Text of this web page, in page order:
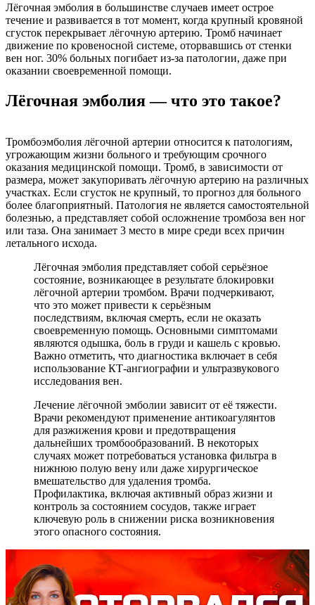
Лёгочная эмболия в большинстве случаев имеет острое
течение и развивается в тот момент, когда крупный кровяной
сгусток перекрывает лёгочную артерию. Тромб начинает
движение по кровеносной системе, оторвавшись от стенки
вен ног. 30% больных погибает из-за патологии, даже при
оказании своевременной помощи.
Лёгочная эмболия — что это такое?
Тромбоэмболия лёгочной артерии относится к патологиям,
угрожающим жизни больного и требующим срочного
оказания медицинской помощи. Тромб, в зависимости от
размера, может закупоривать лёгочную артерию на различных
участках. Если сгусток не крупный, то прогноз для больного
более благоприятный. Патология не является самостоятельной
болезнью, а представляет собой осложнение тромбоза вен ног
или таза. Она занимает 3 место в мире среди всех причин
летального исхода.
Лёгочная эмболия представляет собой серьёзное
состояние, возникающее в результате блокировки
лёгочной артерии тромбом. Врачи подчеркивают,
что это может привести к серьёзным
последствиям, включая смерть, если не оказать
своевременную помощь. Основными симптомами
являются одышка, боль в груди и кашель с кровью.
Важно отметить, что диагностика включает в себя
использование КТ-ангиографии и ультразвукового
исследования вен.
Лечение лёгочной эмболии зависит от её тяжести.
Врачи рекомендуют применение антикоагулянтов
для разжижения крови и предотвращения
дальнейших тромбообразований. В некоторых
случаях может потребоваться установка фильтра в
нижнюю полую вену или даже хирургическое
вмешательство для удаления тромба.
Профилактика, включая активный образ жизни и
контроль за состоянием сосудов, также играет
ключевую роль в снижении риска возникновения
этого опасного состояния.